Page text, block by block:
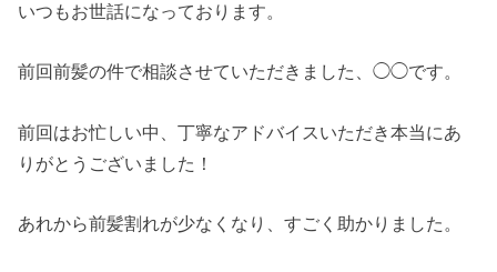
いつもお世話になっております。
前回前髪の件で相談させていただきました、◯◯です。
前回はお忙しい中、丁寧なアドバイスいただき本当にあ
りがとうございました！
あれから前髪割れが少なくなり、すごく助かりました。